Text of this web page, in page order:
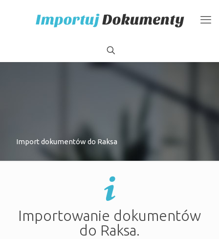
Import dokumentów do Raksa
Importowanie dokumentów
do Raksa.